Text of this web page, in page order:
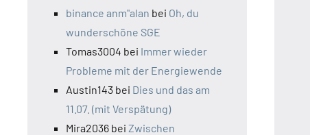
binance anm"alan bei Oh, du
wunderschöne SGE
Tomas3004 bei Immer wieder
Probleme mit der Energiewende
Austin143 bei Dies und das am
11.07. (mit Verspätung)
Mira2036 bei Zwischen